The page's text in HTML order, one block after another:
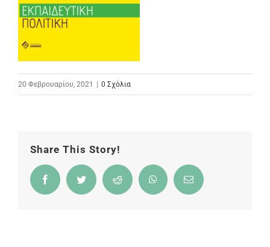
20 Φεβρουαρίου, 2021 0 Σχόλια
Share This Story!
FacebookTwitter Reddit WhatsAppEmail